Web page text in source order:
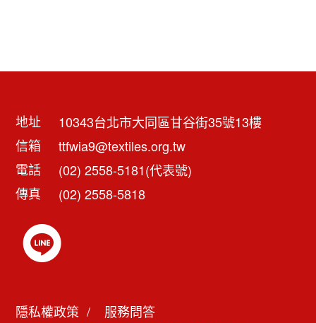
隱私權政策
服務問答
地址
10343台北市大同區甘谷街35號13樓
信箱
ttfwia9@textiles.org.tw
電話
(02) 2558-5181(代表號)
傳真
(02) 2558-5818